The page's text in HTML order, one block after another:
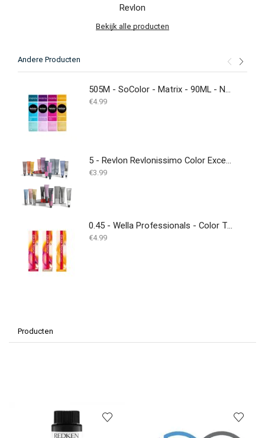
Revlon
Bekijk alle producten
Andere Producten
€4.99
€3.99
€4.99
Producten